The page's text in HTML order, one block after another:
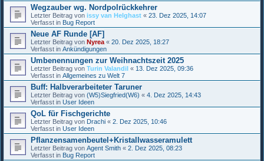
Wegzauber wg. Nordpolrückkehrer
Letzter Beitrag von issy van Helghast « 23. Dez 2025, 14:07
Verfasst in Bug Report
Neue AF Runde [AF]
Letzter Beitrag von Nyrea « 20. Dez 2025, 18:27
Verfasst in Ankündigungen
Umbenennungen zur Weihnachtszeit 2025
Letzter Beitrag von Turin Valandil « 13. Dez 2025, 09:36
Verfasst in Allgemeines zu Welt 7
Buff: Halbverarbeiteter Taruner
Letzter Beitrag von (W5)Siegfried(W6) « 4. Dez 2025, 14:43
Verfasst in User Ideen
QoL für Fischgerichte
Letzter Beitrag von Drachi « 2. Dez 2025, 10:46
Verfasst in User Ideen
Pflanzensamenbeutel+Kristallwasseramulett
Letzter Beitrag von Agent Smith « 2. Dez 2025, 08:23
Verfasst in Bug Report